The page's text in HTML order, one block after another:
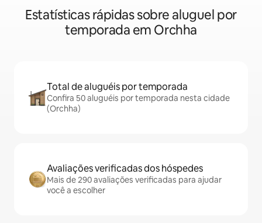
Estatísticas rápidas sobre aluguel por
temporada em Orchha
Total de aluguéis por temporada
Confira 50 aluguéis por temporada nesta cidade
(Orchha)
Avaliações verificadas dos hóspedes
Mais de 290 avaliações verificadas para ajudar
você a escolher